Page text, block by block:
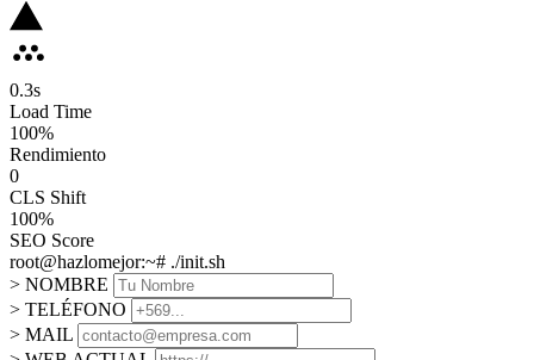
0.3s
Load Time
100%
Rendimiento
0
CLS Shift
100%
SEO Score
root@hazlomejor:~# ./init.sh
> NOMBRE
> TELÉFONO
> MAIL